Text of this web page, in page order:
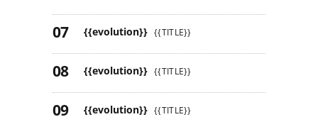
{{evolution}} {{TITLE}}
{{evolution}} {{TITLE}}
{{evolution}} {{TITLE}}